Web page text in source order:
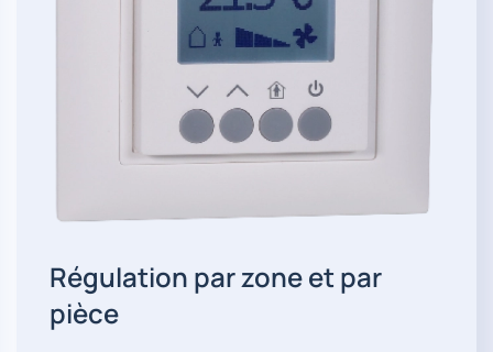
Régulation par zone et par
pièce